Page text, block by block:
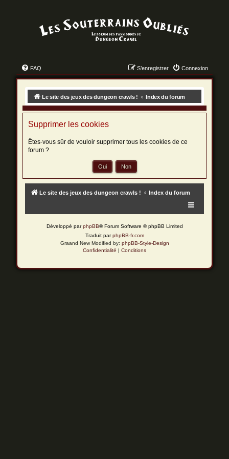
FAQ Connexion
S’enregistrer
Le site des jeux des dungeon crawls ! Index du forum
Supprimer les cookies
Êtes-vous sûr de vouloir supprimer tous les cookies de ce
forum ?
Le site des jeux des dungeon crawls ! Index du forum
Développé parphpBB® Forum Software © phpBB Limited
Traduit parphpBB-fr.com
Graand New Modified by: phpBB-Style-Design
Confidentialité | Conditions